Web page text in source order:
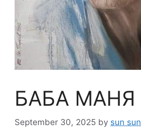
БАБА МАНЯ
September 30, 2025 by sun sun